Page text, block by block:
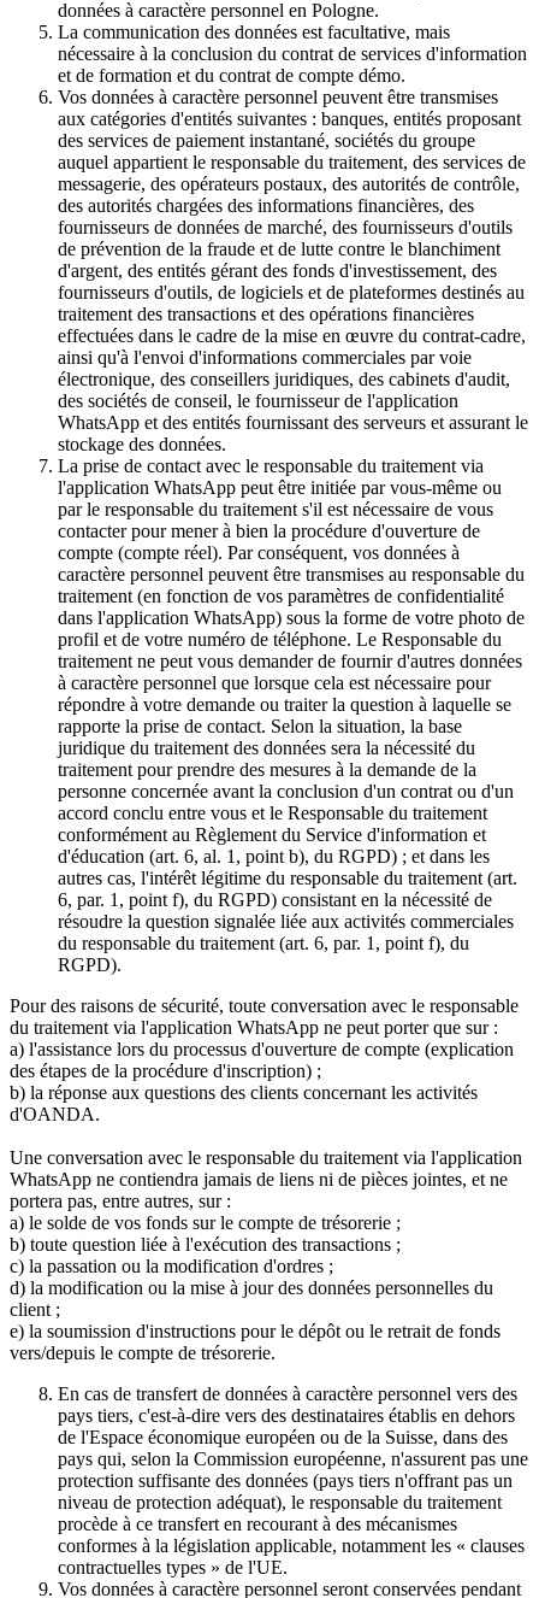
données à caractère personnel en Pologne.
La communication des données est facultative, mais
nécessaire à la conclusion du contrat de services d'information
et de formation et du contrat de compte démo.
Vos données à caractère personnel peuvent être transmises
aux catégories d'entités suivantes : banques, entités proposant
des services de paiement instantané, sociétés du groupe
auquel appartient le responsable du traitement, des services de
messagerie, des opérateurs postaux, des autorités de contrôle,
des autorités chargées des informations financières, des
fournisseurs de données de marché, des fournisseurs d'outils
de prévention de la fraude et de lutte contre le blanchiment
d'argent, des entités gérant des fonds d'investissement, des
fournisseurs d'outils, de logiciels et de plateformes destinés au
traitement des transactions et des opérations financières
effectuées dans le cadre de la mise en œuvre du contrat-cadre,
ainsi qu'à l'envoi d'informations commerciales par voie
électronique, des conseillers juridiques, des cabinets d'audit,
des sociétés de conseil, le fournisseur de l'application
WhatsApp et des entités fournissant des serveurs et assurant le
stockage des données.
La prise de contact avec le responsable du traitement via
l'application WhatsApp peut être initiée par vous-même ou
par le responsable du traitement s'il est nécessaire de vous
contacter pour mener à bien la procédure d'ouverture de
compte (compte réel). Par conséquent, vos données à
caractère personnel peuvent être transmises au responsable du
traitement (en fonction de vos paramètres de confidentialité
dans l'application WhatsApp) sous la forme de votre photo de
profil et de votre numéro de téléphone. Le Responsable du
traitement ne peut vous demander de fournir d'autres données
à caractère personnel que lorsque cela est nécessaire pour
répondre à votre demande ou traiter la question à laquelle se
rapporte la prise de contact. Selon la situation, la base
juridique du traitement des données sera la nécessité du
traitement pour prendre des mesures à la demande de la
personne concernée avant la conclusion d'un contrat ou d'un
accord conclu entre vous et le Responsable du traitement
conformément au Règlement du Service d'information et
d'éducation (art. 6, al. 1, point b), du RGPD) ; et dans les
autres cas, l'intérêt légitime du responsable du traitement (art.
6, par. 1, point f), du RGPD) consistant en la nécessité de
résoudre la question signalée liée aux activités commerciales
du responsable du traitement (art. 6, par. 1, point f), du
RGPD).
Pour des raisons de sécurité, toute conversation avec le responsable
du traitement via l'application WhatsApp ne peut porter que sur :
a) l'assistance lors du processus d'ouverture de compte (explication
des étapes de la procédure d'inscription) ;
b) la réponse aux questions des clients concernant les activités
d'OANDA.
Une conversation avec le responsable du traitement via l'application
WhatsApp ne contiendra jamais de liens ni de pièces jointes, et ne
portera pas, entre autres, sur :
a) le solde de vos fonds sur le compte de trésorerie ;
b) toute question liée à l'exécution des transactions ;
c) la passation ou la modification d'ordres ;
d) la modification ou la mise à jour des données personnelles du
client ;
e) la soumission d'instructions pour le dépôt ou le retrait de fonds
vers/depuis le compte de trésorerie.
En cas de transfert de données à caractère personnel vers des
pays tiers, c'est-à-dire vers des destinataires établis en dehors
de l'Espace économique européen ou de la Suisse, dans des
pays qui, selon la Commission européenne, n'assurent pas une
protection suffisante des données (pays tiers n'offrant pas un
niveau de protection adéquat), le responsable du traitement
procède à ce transfert en recourant à des mécanismes
conformes à la législation applicable, notamment les « clauses
contractuelles types » de l'UE.
Vos données à caractère personnel seront conservées pendant